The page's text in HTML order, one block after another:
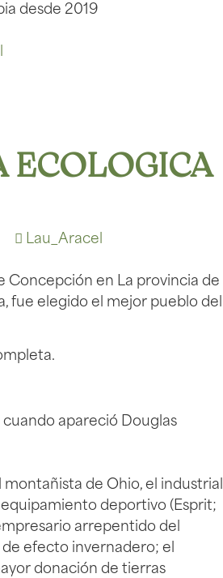
desde 2019
ECOLOGICA
Lau_Aracel
Concepción en La provincia de
fue elegido el mejor pueblo del
apareció Douglas
montañista de Ohio, el industrial
deportivo (Esprit;
arrepentido del
efecto invernadero; el
donación de tierras